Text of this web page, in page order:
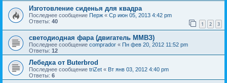
Изготовление сиденья для квадра
Последнее сообщение Перж « Ср июн 05, 2013 4:42 pm
Ответы: 40 1 2 3
светодиодная фара (двигатель ММВЗ)
Последнее сообщение comprador « Пн фев 20, 2012 11:52 pm
Ответы: 12
Лебедка от Buterbrod
Последнее сообщение triZet « Вт янв 03, 2012 4:40 pm
Ответы: 6